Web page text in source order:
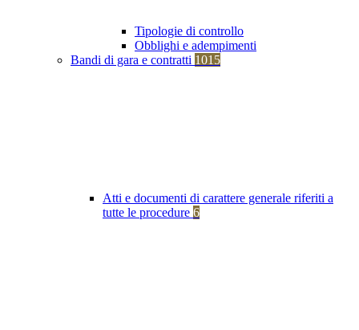
Tipologie di controllo
Obblighi e adempimenti
Bandi di gara e contratti 1015
Atti e documenti di carattere generale riferiti a
tutte le procedure 6